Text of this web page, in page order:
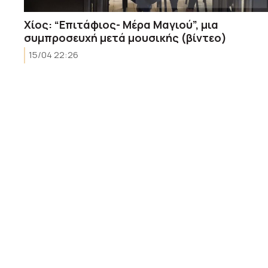
Χίος: “Επιτάφιος- Μέρα Μαγιού”, μια
συμπροσευχή μετά μουσικής (βίντεο)
15/04 22:26